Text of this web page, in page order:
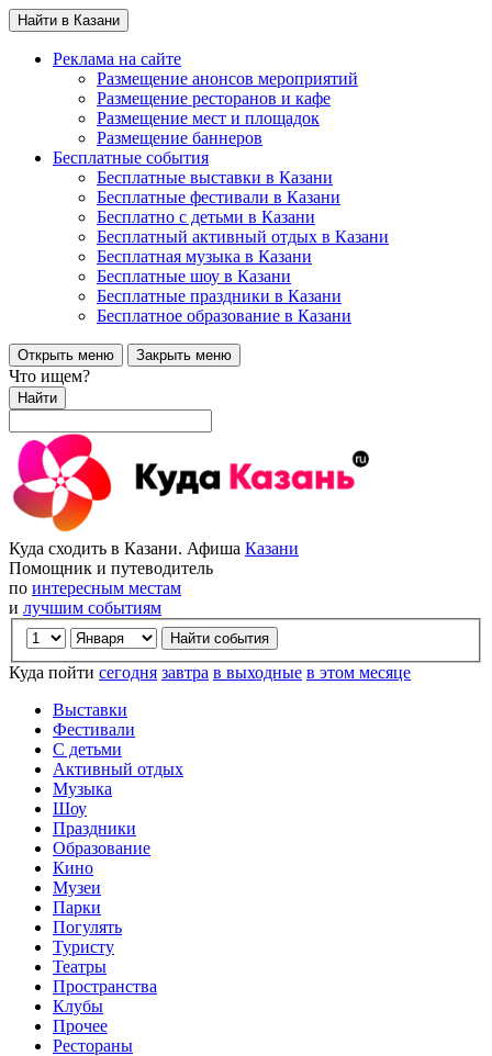
Найти в Казани
Реклама на сайте
Размещение анонсов мероприятий
Размещение ресторанов и кафе
Размещение мест и площадок
Размещение баннеров
Бесплатные события
Бесплатные выставки в Казани
Бесплатные фестивали в Казани
Бесплатно с детьми в Казани
Бесплатный активный отдых в Казани
Бесплатная музыка в Казани
Бесплатные шоу в Казани
Бесплатные праздники в Казани
Бесплатное образование в Казани
Открыть меню Закрыть меню
Что ищем?
Найти
Куда сходить в Казани. Афиша Казани
Помощник и путеводитель
по интересным местам
и лучшим событиям
Куда пойти сегодня завтра в выходные в этом месяце
Выставки
Фестивали
С детьми
Активный отдых
Музыка
Шоу
Праздники
Образование
Кино
Музеи
Парки
Погулять
Туристу
Театры
Пространства
Клубы
Прочее
Рестораны